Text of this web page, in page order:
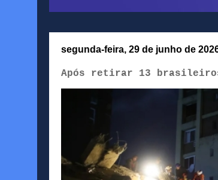
segunda-feira, 29 de junho de
Após retirar 13